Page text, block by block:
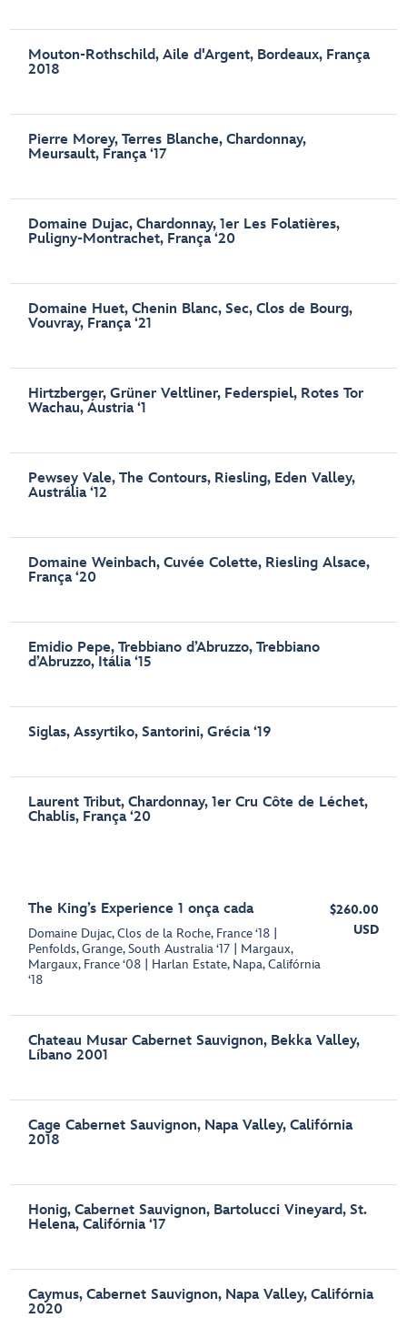
Mouton-Rothschild, Aile d'Argent, Bordeaux, França
2018
Pierre Morey, Terres Blanche, Chardonnay,
Meursault, França ‘17
Domaine Dujac, Chardonnay, 1er Les Folatières,
Puligny-Montrachet, França ‘20
Domaine Huet, Chenin Blanc, Sec, Clos de Bourg,
Vouvray, França ‘21
Hirtzberger, Grüner Veltliner, Federspiel, Rotes Tor
Wachau, Áustria ‘1
Pewsey Vale, The Contours, Riesling, Eden Valley,
Austrália ‘12
Domaine Weinbach, Cuvée Colette, Riesling Alsace,
França ‘20
Emidio Pepe, Trebbiano d’Abruzzo, Trebbiano
d’Abruzzo, Itália ‘15
Siglas, Assyrtiko, Santorini, Grécia ‘19
Laurent Tribut, Chardonnay, 1er Cru Côte de Léchet,
Chablis, França ‘20
The King’s Experience 1 onça cada
Domaine Dujac, Clos de la Roche, France ‘18 |
Penfolds, Grange, South Australia ‘17 | Margaux,
Margaux, France ‘08 | Harlan Estate, Napa, Califórnia
‘18
$260.00
USD
Chateau Musar Cabernet Sauvignon, Bekka Valley,
Líbano 2001
Cage Cabernet Sauvignon, Napa Valley, Califórnia
2018
Honig, Cabernet Sauvignon, Bartolucci Vineyard, St.
Helena, Califórnia ‘17
Caymus, Cabernet Sauvignon, Napa Valley, Califórnia
2020